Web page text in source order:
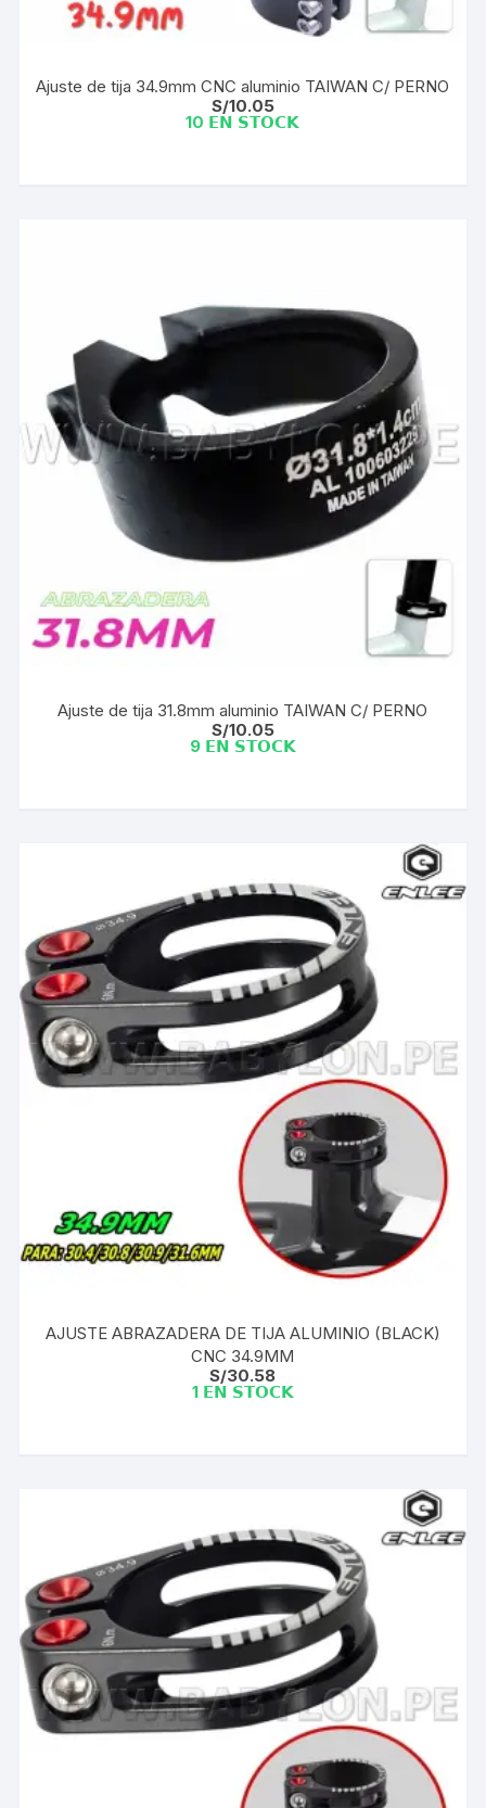
Ajuste de tija 34.9mm CNC aluminio TAIWAN C/ PERNO
S/10.05
10 𝗘𝗡 𝗦𝗧𝗢𝗖𝗞
Ajuste de tija 31.8mm aluminio TAIWAN C/ PERNO
S/10.05
9 𝗘𝗡 𝗦𝗧𝗢𝗖𝗞
AJUSTE ABRAZADERA DE TIJA ALUMINIO (BLACK)
CNC 34.9MM
S/30.58
1 𝗘𝗡 𝗦𝗧𝗢𝗖𝗞